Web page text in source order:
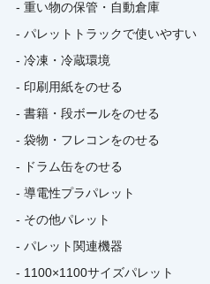
- 重い物の保管・自動倉庫
- パレットトラックで使いやすい
- 冷凍・冷蔵環境
- 印刷用紙をのせる
- 書籍・段ボールをのせる
- 袋物・フレコンをのせる
- ドラム缶をのせる
- 導電性プラパレット
- その他パレット
- パレット関連機器
- 1100×1100サイズパレット